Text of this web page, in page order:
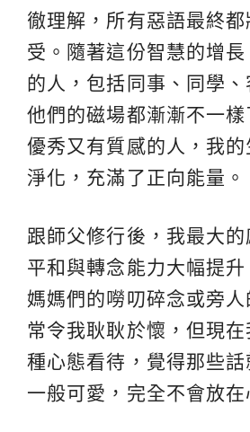
徹理解，所有惡語最終
受。隨著這份智慧的增
的人，包括同事、同學、
他們的磁場都漸漸不一
優秀又有質感的人，我
淨化，充滿了正向能量。
跟師父修行後，我最大
平和與轉念能力大幅提
媽媽們的嘮叨碎念或旁人
常令我耿耿於懷，但現
種心態看待，覺得那些
一般可愛，完全不會放在